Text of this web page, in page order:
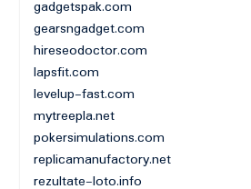
gadgetspak.com
gearsngadget.com
hireseodoctor.com
lapsfit.com
levelup-fast.com
mytreepla.net
pokersimulations.com
replicamanufactory.net
rezultate-loto.info